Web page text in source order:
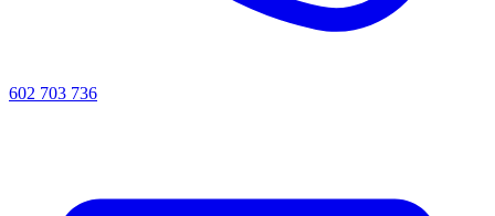
602 703 736